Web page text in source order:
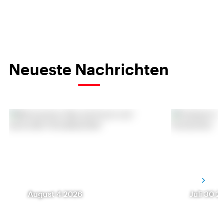
Neueste Nachrichten
August 4 2026 Juli 30